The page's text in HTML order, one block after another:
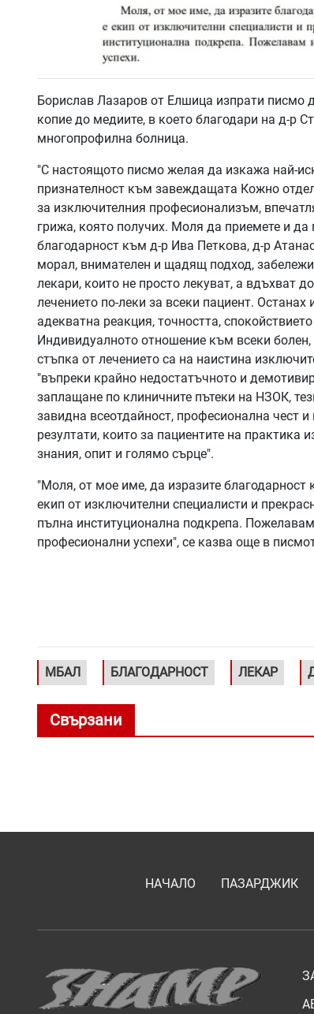
Борислав Лазаров от Елшица изпрати
копие до медиите, в което благодари на д-р
многопрофилна болница.
"С настоящото писмо желая да изкажа най-
признателност към завеждащата Кожно
за изключителния професионализъм,
грижа, която получих. Моля да приемете и да
благодарност към д-р Ива Петкова, д-р
морал, внимателен и щадящ подход,
лекари, които не просто лекуват, а вдъхват
лечението по-леки за всеки пациент.
адекватна реакция, точността,
Индивидуалното отношение към всеки
стъпка от лечението са на наистина
"въпреки крайно недостатъчното и
заплащане по клиничните пътеки на НЗОК,
завидна всеотдайност, професионална чест
резултати, които за пациентите на практика
знания, опит и голямо сърце".
"Моля, от мое име, да изразите
екип от изключителни специалисти и
пълна институционална подкрепа.
професионални успехи", се казва още в
МБАЛ БЛАГОДАРНОСТ ЛЕКАР
Свързани
НАЧАЛО ПАЗАРДЖИК